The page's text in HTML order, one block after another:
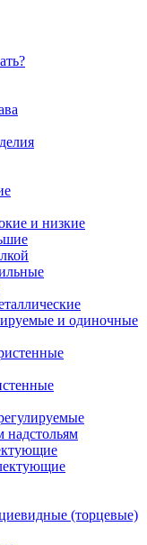
и низкие
и одиночные
надстольям
(торцевые)